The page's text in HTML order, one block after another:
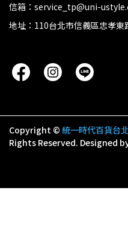
信箱：service_tp@uni-
地址：110台北市信義區忠孝東
Copyright © 統一時代百貨台
Rights Reserved. Designed